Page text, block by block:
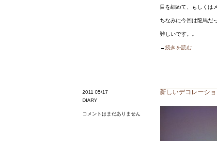
目を細めて、もしくは
ちなみに今回は龍馬だ
難しいです。。
→続きを読む
2011 05/17
DIARY
コメントはまだありません
新しいデコレーシ